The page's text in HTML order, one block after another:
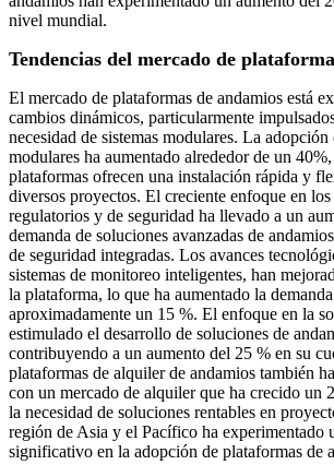
nivel mundial.
Tendencias del mercado de
El mercado de plataformas de andamios está
cambios dinámicos, particularmente
necesidad de sistemas modulares. La adopción
modulares ha aumentado alrededor de un
plataformas ofrecen una instalación rápida y
diversos proyectos. El creciente enfoque en los
regulatorios y de seguridad ha llevado a un
demanda de soluciones avanzadas de
de seguridad integradas. Los avances
sistemas de monitoreo inteligentes, han
la plataforma, lo que ha aumentado la
aproximadamente un 15 %. El enfoque en la
estimulado el desarrollo de soluciones de
contribuyendo a un aumento del 25 % en su
plataformas de alquiler de andamios también
con un mercado de alquiler que ha crecido un
la necesidad de soluciones rentables en
región de Asia y el Pacífico ha experimentado
significativo en la adopción de plataformas de